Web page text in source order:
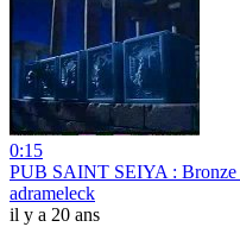
0:15
PUB SAINT SEIYA : Bronze
adrameleck
il y a 20 ans